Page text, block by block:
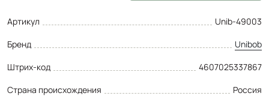
Артикул
Unib-49003
Бренд
Unibob
Штрих-код
4607025337867
Страна происхождения
Россия